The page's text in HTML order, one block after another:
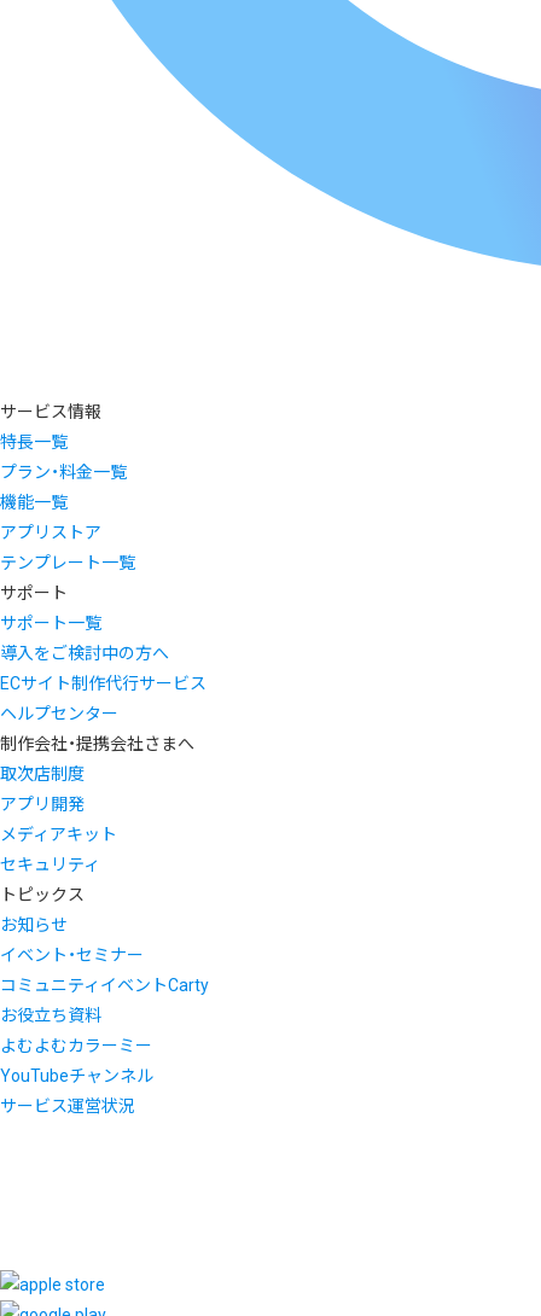
サービス情報
特長一覧
プラン・料金一覧
機能一覧
アプリストア
テンプレート一覧
サポート
サポート一覧
導入をご検討中の方へ
ECサイト制作代行サービス
ヘルプセンター
制作会社・提携会社さまへ
取次店制度
アプリ開発
メディアキット
セキュリティ
トピックス
お知らせ
イベント・セミナー
コミュニティイベントCarty
お役立ち資料
よむよむカラーミー
YouTubeチャンネル
サービス運営状況